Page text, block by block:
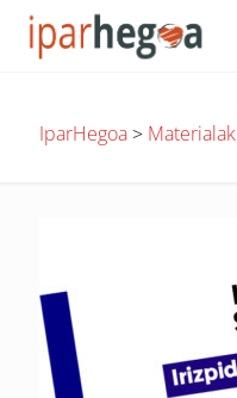
IparHegoa> Materialak